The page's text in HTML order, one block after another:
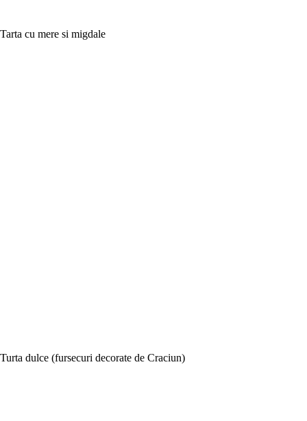
Tarta cu mere si migdale
Turta dulce (fursecuri decorate de Craciun)